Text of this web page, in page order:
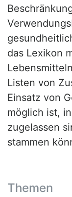
das Lexikon
Listen von
Einsatz von
möglich ist,
zugelassen
stammen
Themen